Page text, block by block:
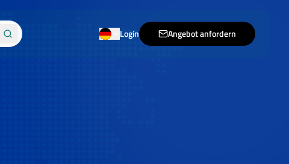
Login Angebot anfordern